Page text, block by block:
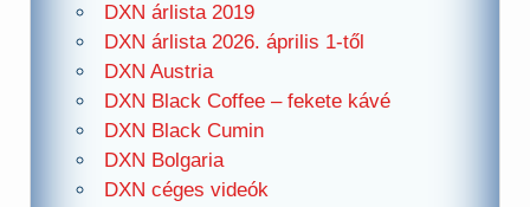
DXN árlista 2019
DXN árlista 2026. április 1-től
DXN Austria
DXN Black Coffee – fekete kávé
DXN Black Cumin
DXN Bolgaria
DXN céges videók